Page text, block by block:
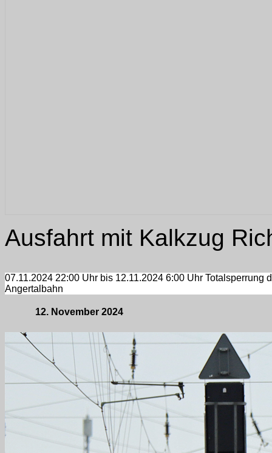
Ausfahrt mit Kalkzug
07.11.2024 22:00 Uhr bis 12.11.2024 6:00 Uhr
Angertalbahn
12. November 2024